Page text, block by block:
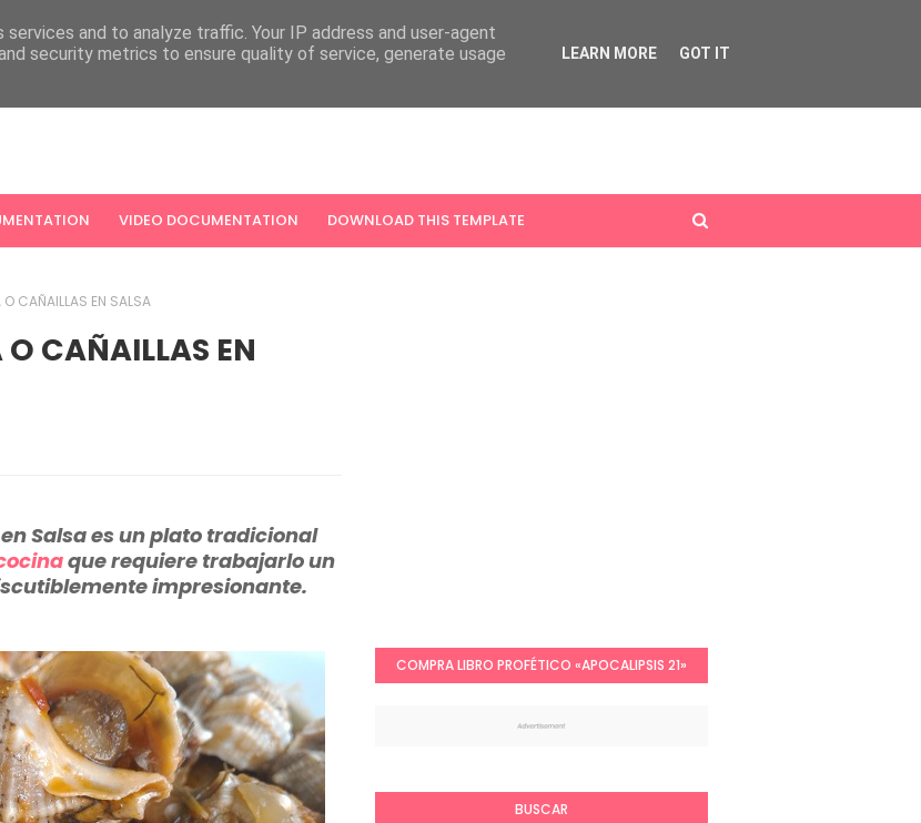
VIDEO DOCUMENTATION DOWNLOAD THIS TEMPLATE
CAÑAILLAS EN SALSA
O CAÑAILLAS EN
Salsa es un plato tradicional
que requiere trabajarlo un
impresionante.
COMPRA LIBRO PROFÉTICO «APOCALIPSIS 21»
BUSCAR
and to analyze traffic. Your IP address and user-agent
security metrics to ensure quality of service, generate usage
LEARN MORE GOT IT